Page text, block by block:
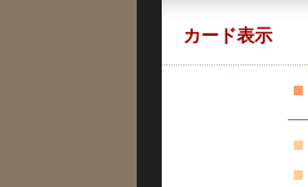
カード表示
■
■
■